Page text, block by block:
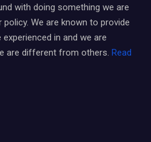
with doing something we are
We are known to provide
in and we are
are different from others. Read